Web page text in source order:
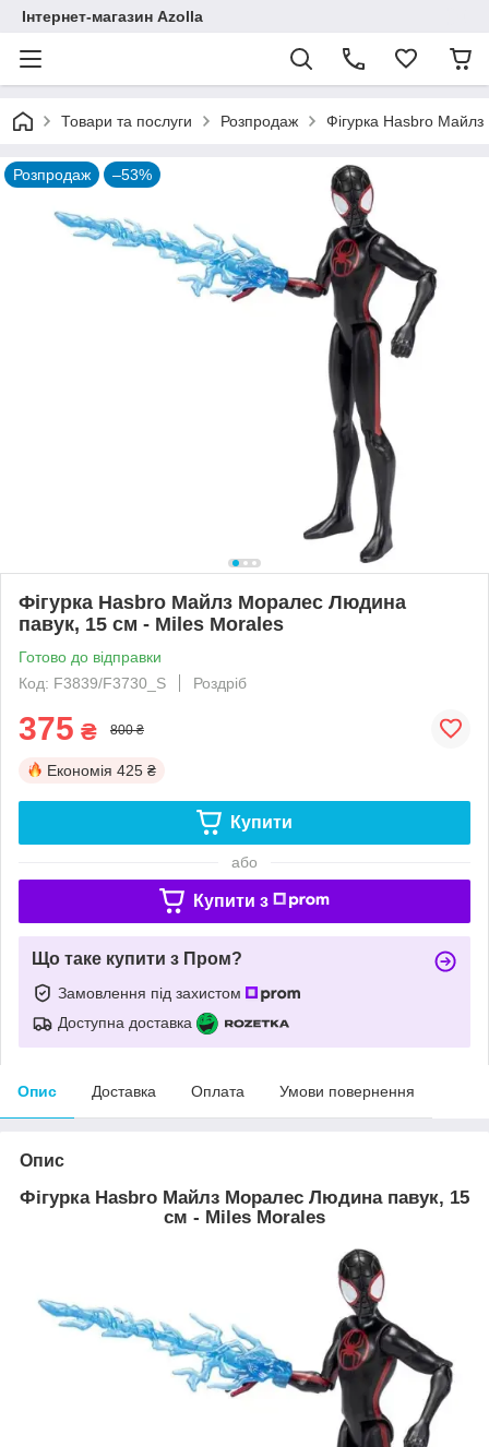
Інтернет-магазин Azolla
Товари та послуги Розпродаж Фігурка Hasbro
Розпродаж –53%
Фігурка Hasbro Майлз Моралес Людина
павук, 15 см - Miles Morales
Готово до відправки
Код: F3839/F3730_S
Роздріб
375 ₴ 800 ₴
Економія 425 ₴
Купити
або
Купити з
Що таке купити з Пром?
Замовлення під захистом
Доступна доставка
Опис Доставка Оплата Умови повернення
Опис
Фігурка Hasbro Майлз Моралес Людина павук, 15
см - Miles Morales